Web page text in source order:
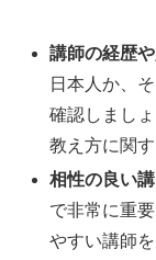
講師の経歴
日本人か、
確認しまし
教え方に関
相性の良い
で非常に重
やすい講師